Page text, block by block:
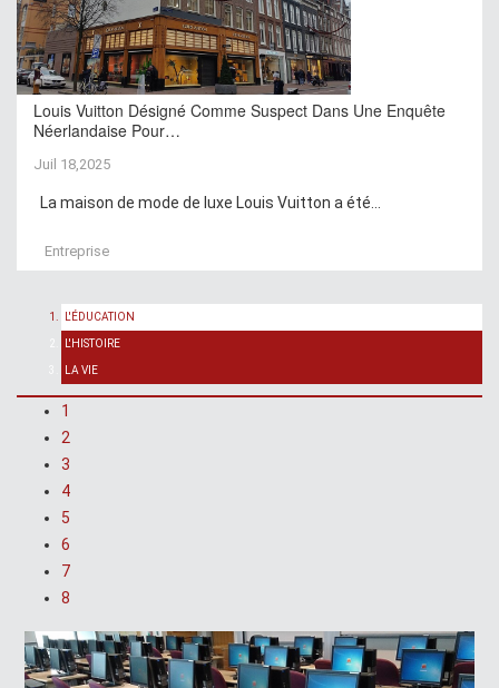
Louis Vuitton Désigné Comme Suspect Dans Une Enquête
Néerlandaise Pour…
Juil 18,2025
La maison de mode de luxe Louis Vuitton a été...
Entreprise
L'ÉDUCATION
L'HISTOIRE
LA VIE
1
2
3
4
5
6
7
8